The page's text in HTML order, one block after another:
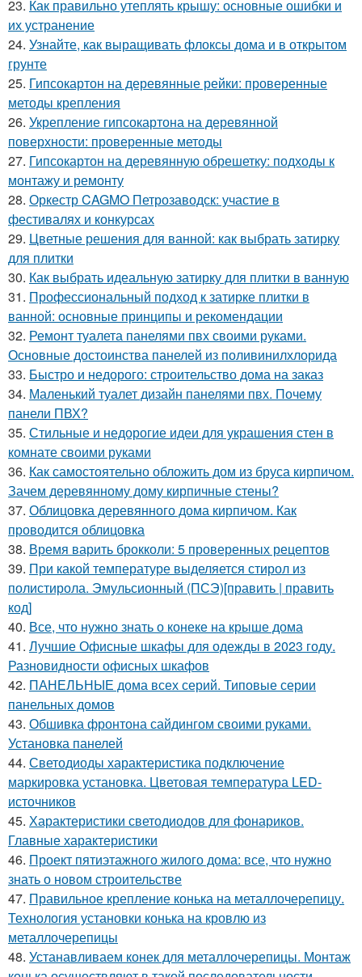
23. Как правильно утеплять крышу: основные ошибки и
их устранение
24. Узнайте, как выращивать флоксы дома и в открытом
грунте
25. Гипсокартон на деревянные рейки: проверенные
методы крепления
26. Укрепление гипсокартона на деревянной
поверхности: проверенные методы
27. Гипсокартон на деревянную обрешетку: подходы к
монтажу и ремонту
28. Оркестр CAGMO Петрозаводск: участие в
фестивалях и конкурсах
29. Цветные решения для ванной: как выбрать затирку
для плитки
30. Как выбрать идеальную затирку для плитки в ванную
31. Профессиональный подход к затирке плитки в
ванной: основные принципы и рекомендации
32. Ремонт туалета панелями пвх своими руками.
Основные достоинства панелей из поливинилхлорида
33. Быстро и недорого: строительство дома на заказ
34. Маленький туалет дизайн панелями пвх. Почему
панели ПВХ?
35. Стильные и недорогие идеи для украшения стен в
комнате своими руками
36. Как самостоятельно обложить дом из бруса кирпичом.
Зачем деревянному дому кирпичные стены?
37. Облицовка деревянного дома кирпичом. Как
проводится облицовка
38. Время варить брокколи: 5 проверенных рецептов
39. При какой температуре выделяется стирол из
полистирола. Эмульсионный (ПСЭ)[править | править
код]
40. Все, что нужно знать о конеке на крыше дома
41. Лучшие Офисные шкафы для одежды в 2023 году.
Разновидности офисных шкафов
42. ПАНЕЛЬНЫЕ дома всех серий. Типовые серии
панельных домов
43. Обшивка фронтона сайдингом своими руками.
Установка панелей
44. Светодиоды характеристика подключение
маркировка установка. Цветовая температура LED-
источников
45. Характеристики светодиодов для фонариков.
Главные характеристики
46. Проект пятиэтажного жилого дома: все, что нужно
знать о новом строительстве
47. Правильное крепление конька на металлочерепицу.
Технология установки конька на кровлю из
металлочерепицы
48. Устанавливаем конек для металлочерепицы. Монтаж